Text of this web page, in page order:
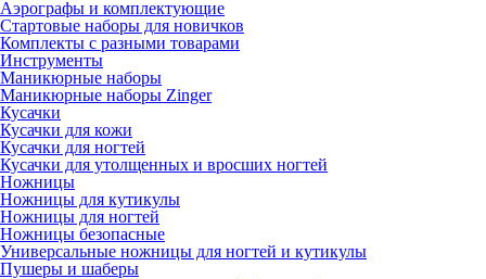
Аэрографы и комплектующие
Стартовые наборы для новичков
Комплекты с разными товарами
Инструменты
Маникюрные наборы
Маникюрные наборы Zinger
Кусачки
Кусачки для кожи
Кусачки для ногтей
Кусачки для утолщенных и вросших ногтей
Ножницы
Ножницы для кутикулы
Ножницы для ногтей
Ножницы безопасные
Универсальные ножницы для ногтей и кутикулы
Пушеры и шаберы